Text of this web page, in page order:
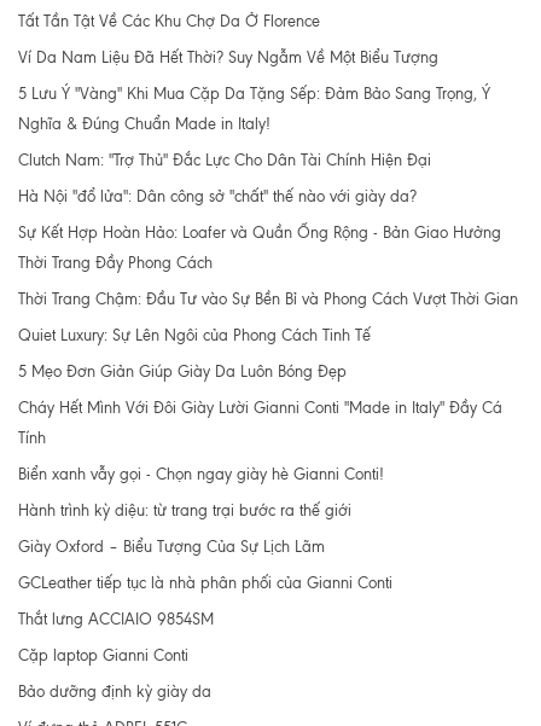
Tất Tần Tật Về Các Khu Chợ Da Ở Florence
Ví Da Nam Liệu Đã Hết Thời? Suy Ngẫm Về Một Biểu Tượng
5 Lưu Ý "Vàng" Khi Mua Cặp Da Tặng Sếp: Đảm Bảo Sang Trọng, Ý
Nghĩa & Đúng Chuẩn Made in Italy!
Clutch Nam: "Trợ Thủ" Đắc Lực Cho Dân Tài Chính Hiện Đại
Hà Nội "đổ lửa": Dân công sở "chất" thế nào với giày da?
Sự Kết Hợp Hoàn Hảo: Loafer và Quần Ống Rộng - Bản Giao Hưởng
Thời Trang Đầy Phong Cách
Thời Trang Chậm: Đầu Tư vào Sự Bền Bỉ và Phong Cách Vượt Thời Gian
Quiet Luxury: Sự Lên Ngôi của Phong Cách Tinh Tế
5 Mẹo Đơn Giản Giúp Giày Da Luôn Bóng Đẹp
Cháy Hết Mình Với Đôi Giày Lười Gianni Conti "Made in Italy" Đầy Cá
Tính
Biển xanh vẫy gọi - Chọn ngay giày hè Gianni Conti!
Hành trình kỳ diệu: từ trang trại bước ra thế giới
Giày Oxford – Biểu Tượng Của Sự Lịch Lãm
GCLeather tiếp tục là nhà phân phối của Gianni Conti
Thắt lưng ACCIAIO 9854SM
Cặp laptop Gianni Conti
Bảo dưỡng định kỳ giày da